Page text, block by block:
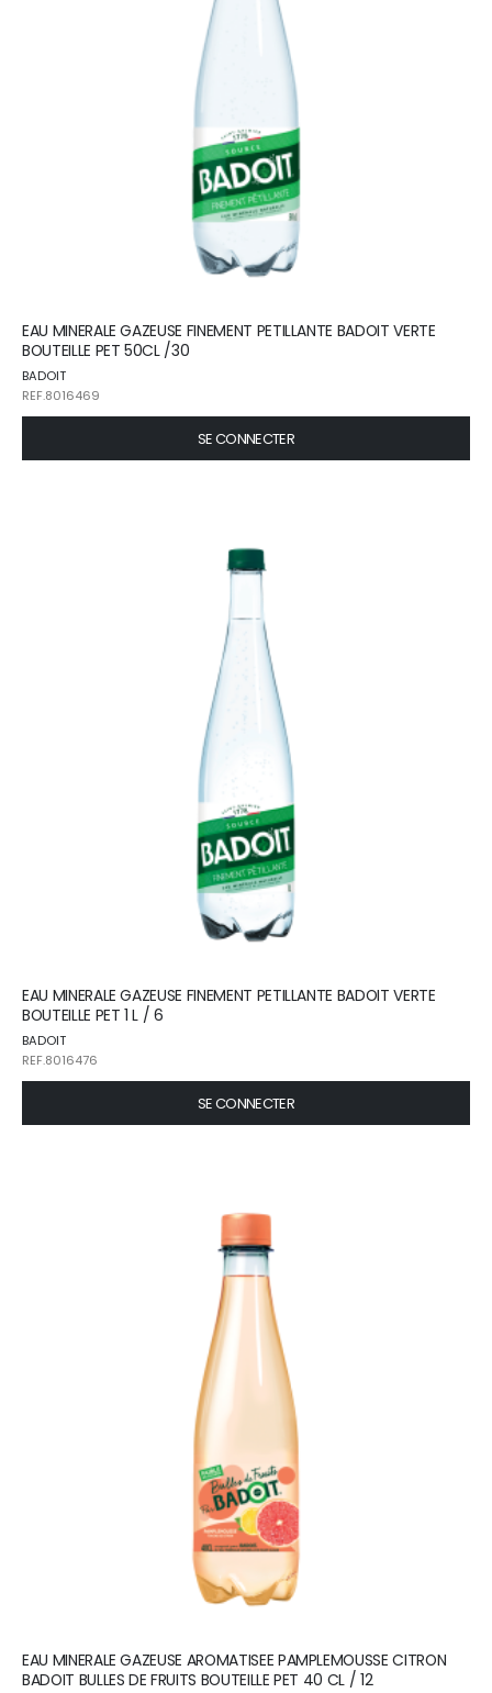
EAU MINERALE GAZEUSE FINEMENT PETILLANTE BADOIT VERTE
BOUTEILLE PET 50CL /30
BADOIT
REF.8016469
SE CONNECTER
EAU MINERALE GAZEUSE FINEMENT PETILLANTE BADOIT VERTE
BOUTEILLE PET 1 L / 6
BADOIT
REF.8016476
SE CONNECTER
EAU MINERALE GAZEUSE AROMATISEE PAMPLEMOUSSE CITRON
BADOIT BULLES DE FRUITS BOUTEILLE PET 40 CL / 12